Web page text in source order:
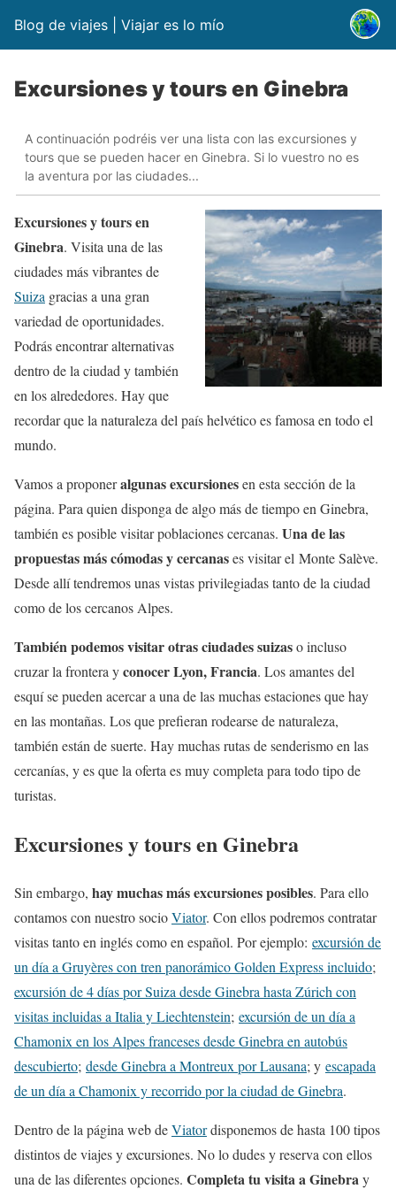
Blog de viajes | Viajar es lo mío
Excursiones y tours en Ginebra
A continuación podréis ver una lista con las excursiones y
tours que se pueden hacer en Ginebra. Si lo vuestro no es
la aventura por las ciudades...
Excursiones y tours en
Ginebra. Visita una de las
ciudades más vibrantes de
Suiza gracias a una gran
variedad de oportunidades.
Podrás encontrar alternativas
dentro de la ciudad y también
en los alrededores. Hay que
recordar que la naturaleza del país helvético es famosa en todo el
mundo.
Vamos a proponeralgunas excursionesen esta sección de la
página. Para quien disponga de algo más de tiempo en Ginebra,
también es posible visitar poblaciones cercanas. Una de las
propuestas más cómodas y cercanases visitar el Monte Salève.
Desde allí tendremos unas vistas privilegiadas tanto de la ciudad
como de los cercanos Alpes.
También podemos visitar otras ciudades suizaso incluso
cruzar la frontera yconocer Lyon, Francia. Los amantes del
esquí se pueden acercar a una de las muchas estaciones que hay
en las montañas. Los que prefieran rodearse de naturaleza,
también están de suerte. Hay muchas rutas de senderismo en las
cercanías, y es que la oferta es muy completa para todo tipo de
turistas.
Excursiones y tours en Ginebra
Sin embargo, hay muchas más excursiones posibles. Para ello
contamos con nuestro socioViator. Con ellos podremos contratar
visitas tanto en inglés como en español. Por ejemplo: excursión de
un día a Gruyères con tren panorámico Golden Express incluido;
excursión de 4 días por Suiza desde Ginebra hasta Zúrich con
visitas incluidas a Italia y Liechtenstein; excursión de un día a
Chamonix en los Alpes franceses desde Ginebra en autobús
descubierto; desde Ginebra a Montreux por Lausana; y escapada
de un día a Chamonix y recorrido por la ciudad de Ginebra.
Dentro de la página web deViatordisponemos de hasta 100 tipos
distintos de viajes y excursiones. No lo dudes y reserva con ellos
una de las diferentes opciones. Completa tu visita a Ginebra y